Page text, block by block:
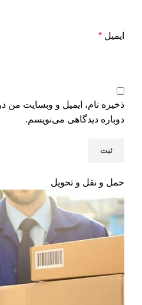
ایمیل *
ذخیره نام، ایمیل و وبسایت من
دوباره دیدگاهی می‌نویسم.
حمل و نقل و تحویل